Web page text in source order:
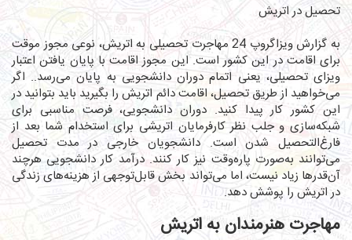
تحصیل در اتریش
به گزارش ویزاگروپ 24
مهاجرت تحصیلی به اتریش، نوعی مجوز موقت
برای اقامت در این کشور است. این مجوز اقامت با پایان یافتن اعتبار
ویزای تحصیلی، یعنی اتمام دوران دانشجویی به پایان می‌رسد.. اگر
می‌خواهید از طریق تحصیل، اقامت دائم اتریش را بگیرید باید بتوانید در
این کشور کار پیدا کنید. دوران دانشجویی، فرصت مناسبی برای
شبکه‌سازی و جلب نظر کارفرمایان اتریشی برای استخدام شما بعد از
فارغ‌التحصیل شدن است. دانشجویان خارجی در مدت تحصیل
می‌توانند به‌صورت پاره‌وقت نیز کار کنند. درآمد کار دانشجویی هرچند
آن‌قدرها زیاد نیست، اما می‌تواند بخش قابل‌توجهی از هزینه‌های زندگی
در اتریش را پوشش دهد.
مهاجرت هنرمندان به اتریش